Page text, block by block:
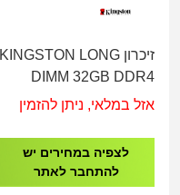
זיכרון KINGSTON LONG
DIMM 32GB DDR4
3200Mhz
אזל במלאי, ניתן להזמין
לצפיה במחירים יש
להתחבר לאתר